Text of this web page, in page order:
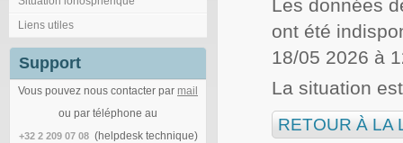
Liens utiles
Support
Vous pouvez nous contacter par mail
ou par téléphone au
+32 2 209 07 08 (helpdesk technique)
Les données
ont été
18/05 2026 à
La situation
RETOUR À LA